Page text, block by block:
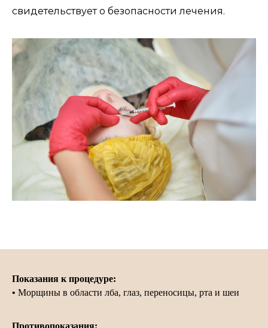
свидетельствует о безопасности лечения.
Показания к процедуре:
• Морщины в области лба, глаз, переносицы, рта и шеи